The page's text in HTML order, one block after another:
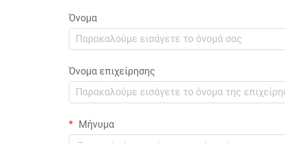
Όνομα
Όνομα επιχείρησης
Μήνυμα